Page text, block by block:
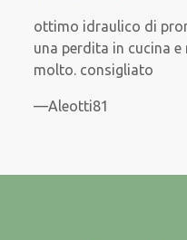
ottimo idraulico di
una perdita in cucina e
molto. consigliato
Aleotti81